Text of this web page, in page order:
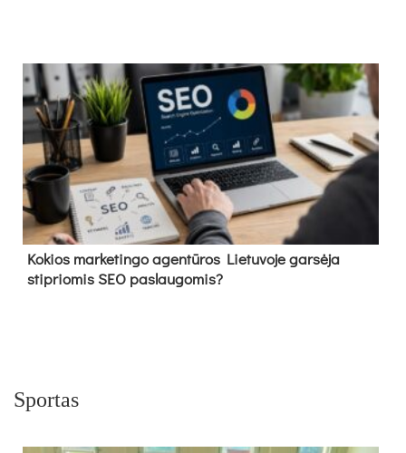
Kokios marketingo agentūros Lietuvoje garsėja
stipriomis SEO paslaugomis?
Sportas